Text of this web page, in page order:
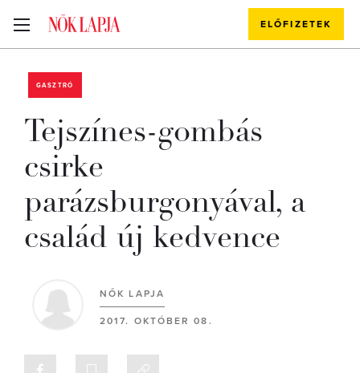
ELŐFIZETEK
GASZTRÓ
Tejszínes-gombás
csirke
parázsburgonyával, a
család új kedvence
NŐK LAPJA
2017. OKTÓBER 08.